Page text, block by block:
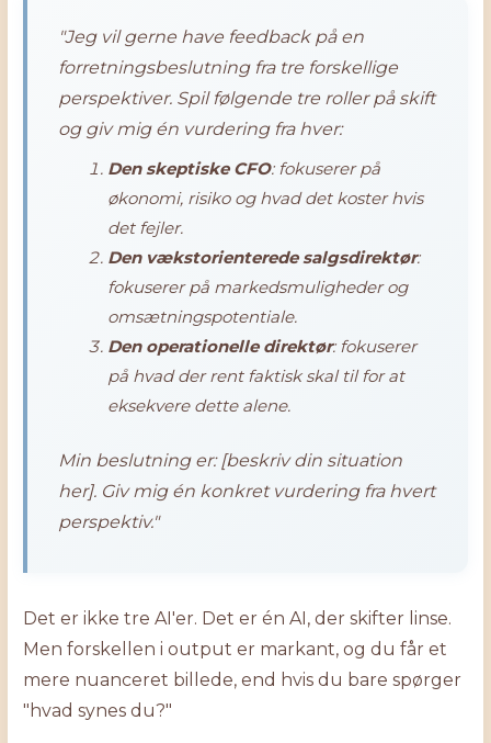
"Jeg vil gerne have feedback på en
forretningsbeslutning fra tre forskellige
perspektiver. Spil følgende tre roller på skift
og giv mig én vurdering fra hver:
Den skeptiske CFO: fokuserer på
økonomi, risiko og hvad det koster hvis
det fejler.
Den vækstorienterede salgsdirektør:
fokuserer på markedsmuligheder og
omsætningspotentiale.
Den operationelle direktør: fokuserer
på hvad der rent faktisk skal til for at
eksekvere dette alene.
Min beslutning er: [beskriv din situation
her]. Giv mig én konkret vurdering fra hvert
perspektiv."
Det er ikke tre AI'er. Det er én AI, der skifter linse.
Men forskellen i output er markant, og du får et
mere nuanceret billede, end hvis du bare spørger
"hvad synes du?"